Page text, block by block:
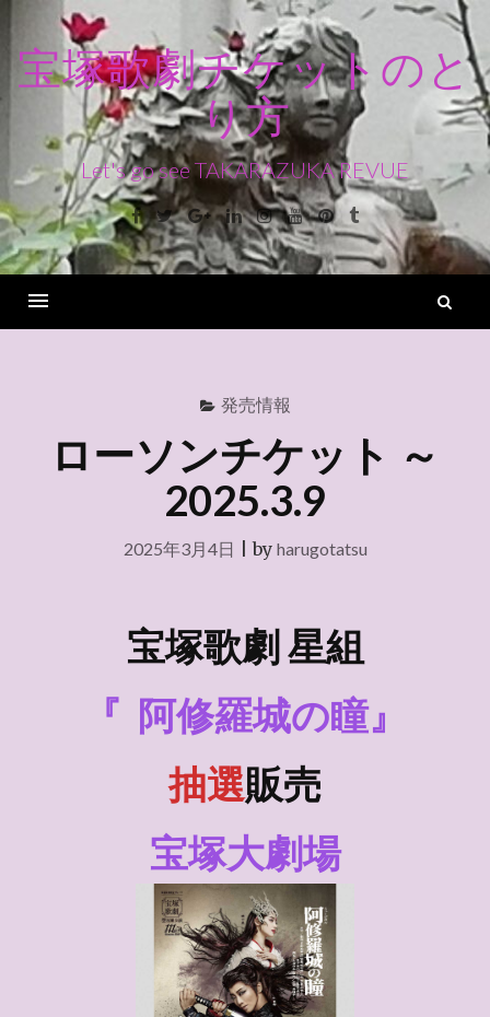
ン
ス
キ
ッ
宝塚歌劇チケットのと
り方
Let's go see TAKARAZUKA REVUE
Facebook
TwitterGoogle+LinkedinInstagram
YoutubePinterest
Tumblr
発売情報
ローソンチケット ～
2025.3.9
2025年3月4日 |by harugotatsu
宝塚歌劇 星組
『 阿修羅城の瞳』
抽選販売
宝塚大劇場